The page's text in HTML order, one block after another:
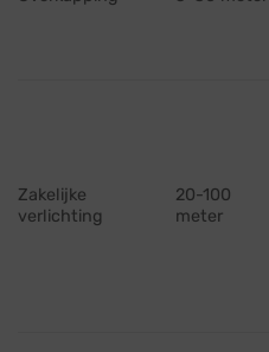
Zakelijke
verlichting
20-100
meter